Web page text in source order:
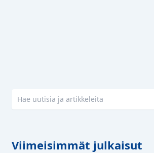
Viimeisimmät julkaisut